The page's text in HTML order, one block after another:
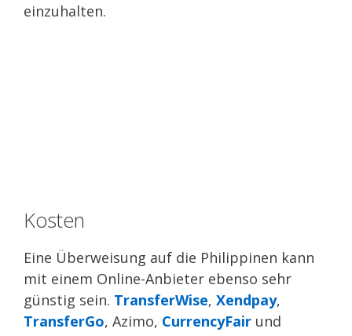
einzuhalten.
Kosten
Eine Überweisung auf die Philippinen kann
mit einem Online-Anbieter ebenso sehr
günstig sein. TransferWise, Xendpay,
TransferGo, Azimo, CurrencyFair und